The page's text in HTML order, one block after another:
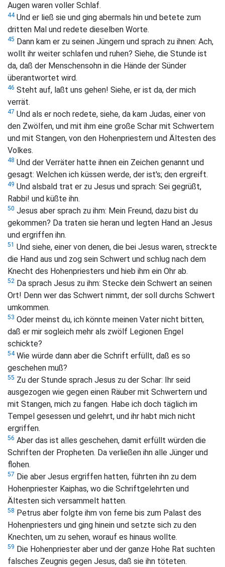
Augen waren voller Schlaf.
44Und er ließ sie und ging abermals hin und betete zum
dritten Mal und redete dieselben Worte.
45 Dann kam er zu seinen Jüngern und sprach zu ihnen: Ach,
wollt ihr weiter schlafen und ruhen? Siehe, die Stunde ist
da, daß der Menschensohn in die Hände der Sünder
überantwortet wird.
46 Steht auf, laßt uns gehen! Siehe, er ist da, der mich
verrät.
47 Und als er noch redete, siehe, da kam Judas, einer von
den Zwölfen, und mit ihm eine große Schar mit Schwertern
und mit Stangen, von den Hohenpriestern und Ältesten des
Volkes.
48 Und der Verräter hatte ihnen ein Zeichen genannt und
gesagt: Welchen ich küssen werde, der ist's; den ergreift.
49 Und alsbald trat er zu Jesus und sprach: Sei gegrüßt,
Rabbi! und küßte ihn.
50 Jesus aber sprach zu ihm: Mein Freund, dazu bist du
gekommen? Da traten sie heran und legten Hand an Jesus
und ergriffen ihn.
51 Und siehe, einer von denen, die bei Jesus waren, streckte
die Hand aus und zog sein Schwert und schlug nach dem
Knecht des Hohenpriesters und hieb ihm ein Ohr ab.
52 Da sprach Jesus zu ihm: Stecke dein Schwert an seinen
Ort! Denn wer das Schwert nimmt, der soll durchs Schwert
umkommen.
53 Oder meinst du, ich könnte meinen Vater nicht bitten,
daß er mir sogleich mehr als zwölf Legionen Engel
schickte?
54 Wie würde dann aber die Schrift erfüllt, daß es so
geschehen muß?
55 Zu der Stunde sprach Jesus zu der Schar:
Ihr seid
ausgezogen wie gegen einen Räuber mit Schwertern und
mit Stangen, mich zu fangen. Habe ich doch täglich im
Tempel gesessen und gelehrt, und ihr habt mich nicht
ergriffen.
56 Aber das ist alles geschehen, damit erfüllt würden die
Schriften der Propheten. Da verließen ihn alle Jünger und
flohen.
57 Die aber Jesus ergriffen hatten, führten ihn zu dem
Hohenpriester Kaiphas, wo die Schriftgelehrten und
Ältesten sich versammelt hatten.
58 Petrus aber folgte ihm von ferne bis zum Palast des
Hohenpriesters und ging hinein und setzte sich zu den
Knechten, um zu sehen, worauf es hinaus wollte.
59 Die Hohenpriester aber und der ganze Hohe Rat suchten
falsches Zeugnis gegen Jesus, daß sie ihn töteten.